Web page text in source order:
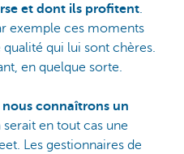
et dont ils profitent.
exemple ces moments
qui lui sont chères.
en quelque sorte.
nous connaîtrons un
serait en tout cas une
Les gestionnaires de